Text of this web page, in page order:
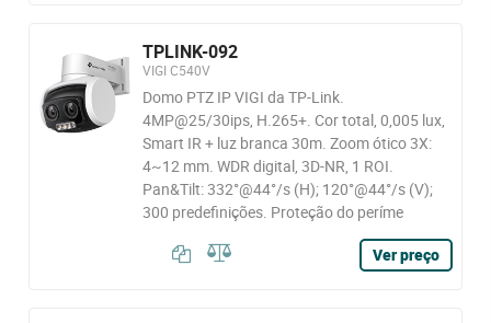
TPLINK-092
VIGI C540V
Domo PTZ IP VIGI da TP-Link.
4MP@25/30ips, H.265+. Cor total, 0,005 lux,
Smart IR + luz branca 30m. Zoom ótico 3X:
4~12 mm. WDR digital, 3D-NR, 1 ROI.
Pan&Tilt: 332°@44°/s (H); 120°@44°/s (V);
300 predefinições. Proteção do períme
Ver preço